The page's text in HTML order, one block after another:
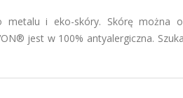
metalu i eko-skóry. Skórę można
jest w 100% antyalergiczna.